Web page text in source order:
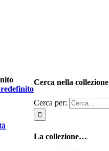
Cerca nella collezione
Cerca per:
La collezione…